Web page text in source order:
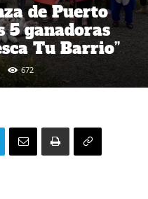
de Puerto
5 ganadoras
Tu Barrio”
672